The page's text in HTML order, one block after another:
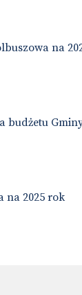
na
na 2025 rok